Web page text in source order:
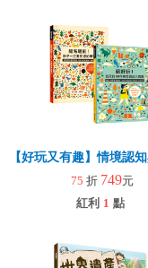
【好玩又有趣】情境認
75 折 749元
紅利 1 點